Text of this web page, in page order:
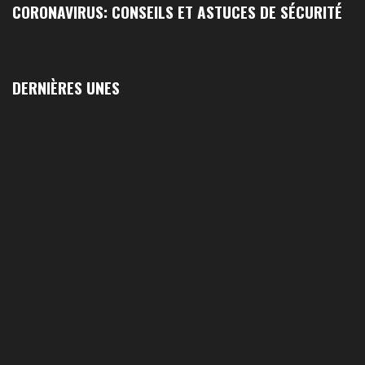
CORONAVIRUS: CONSEILS ET ASTUCES DE SÉCURITÉ
DERNIÈRES UNES